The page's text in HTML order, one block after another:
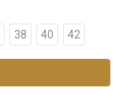
38 40 42